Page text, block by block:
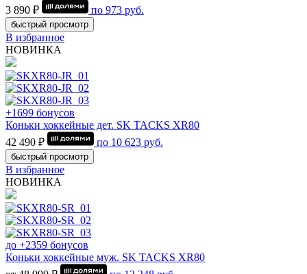
3 890 ₽
по 973 руб.
быстрый просмотр
В избранное
НОВИНКА
+1699 бонусов
Коньки хоккейные дет. SK TACKS XR80
42 490 ₽
по 10 623 руб.
быстрый просмотр
В избранное
НОВИНКА
до +2359 бонусов
Коньки хоккейные муж. SK TACKS XR80